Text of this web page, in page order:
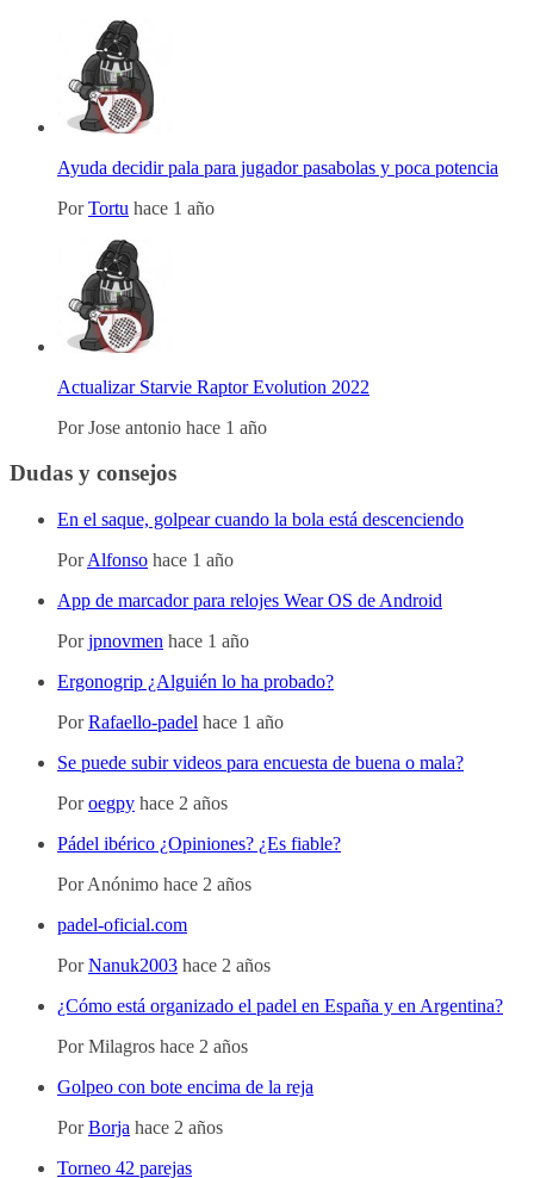
Ayuda decidir pala para jugador pasabolas y poca potencia
PorTortu hace 1 año
Actualizar Starvie Raptor Evolution 2022
PorJose antonio hace 1 año
Dudas y consejos
En el saque, golpear cuando la bola está descenciendo
PorAlfonso hace 1 año
App de marcador para relojes Wear OS de Android
Porjpnovmen hace 1 año
Ergonogrip ¿Alguién lo ha probado?
PorRafaello-padel hace 1 año
Se puede subir videos para encuesta de buena o mala?
Poroegpy hace 2 años
Pádel ibérico ¿Opiniones? ¿Es fiable?
PorAnónimo hace 2 años
padel-oficial.com
PorNanuk2003 hace 2 años
¿Cómo está organizado el padel en España y en Argentina?
PorMilagros hace 2 años
Golpeo con bote encima de la reja
PorBorja hace 2 años
Torneo 42 parejas